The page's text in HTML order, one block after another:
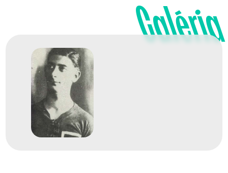
Galéria